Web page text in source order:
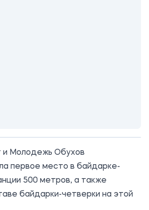
и Молодежь Обухов
первое место в байдарке-
500 метров, а также
байдарки-четверки на этой